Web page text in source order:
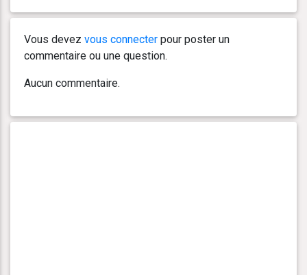
Vous devez vous connecter pour poster un
commentaire ou une question.
Aucun commentaire.